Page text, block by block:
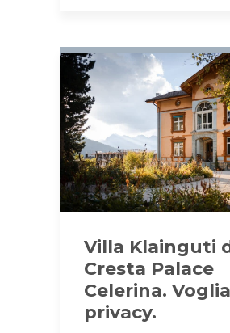
Villa Klainguti
Cresta Palace
Celerina.
privacy.